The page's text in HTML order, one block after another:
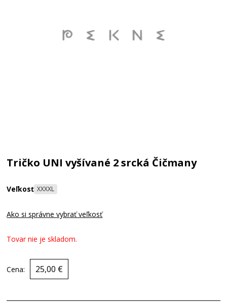
Tričko UNI vyšívané 2 srcká Čičmany
Veľkosť XXXXL
Ako si správne vybrať veľkosť
Tovar nie je skladom.
Cena: 25,00 €